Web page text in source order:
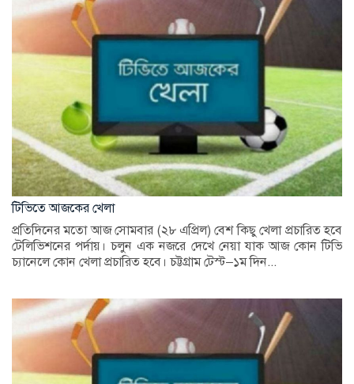
টিভিতে আজকের খেলা
প্রতিদিনের মতো আজ সোমবার (২৮ এপ্রিল) বেশ কিছু খেলা প্রচারিত হবে
টেলিভিশনের পর্দায়। চলুন এক নজরে দেখে নেয়া যাক আজ কোন টিভি
চ্যানেলে কোন খেলা প্রচারিত হবে। চট্টগ্রাম টেস্ট–১ম দিন...